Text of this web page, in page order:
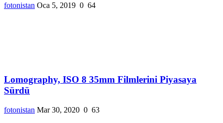
fotonistan Oca 5, 2019 0 64
Lomography, ISO 8 35mm Filmlerini Piyasaya
Sürdü
fotonistan Mar 30, 2020 0 63